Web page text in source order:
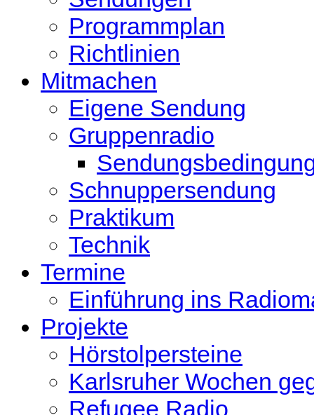
Programmplan
Richtlinien
Mitmachen
Eigene Sendung
Gruppenradio
Schnuppersendung
Praktikum
Technik
Termine
Einführung ins
Projekte
Hörstolpersteine
Karlsruher Wochen
Refugee Radio